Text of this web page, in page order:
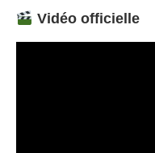
Vidéo officielle